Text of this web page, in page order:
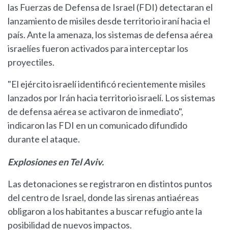
las Fuerzas de Defensa de Israel (FDI) detectaran el
lanzamiento de misiles desde territorio iraní hacia el
país. Ante la amenaza, los sistemas de defensa aérea
israelíes fueron activados para interceptar los
proyectiles.
"El ejército israelí identificó recientemente misiles
lanzados por Irán hacia territorio israelí. Los sistemas
de defensa aérea se activaron de inmediato",
indicaron las FDI en un comunicado difundido
durante el ataque.
Explosiones en Tel Aviv.
Las detonaciones se registraron en distintos puntos
del centro de Israel, donde las sirenas antiaéreas
obligaron a los habitantes a buscar refugio ante la
posibilidad de nuevos impactos.